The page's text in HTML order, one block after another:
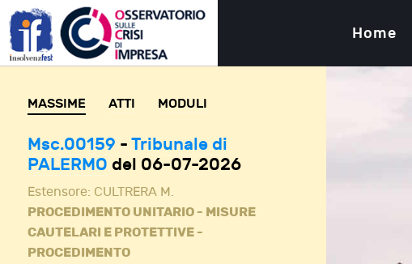
Home
MASSIME ATTI MODULI
Msc.00159 - Tribunale di
PALERMO del 06-07-2026
Estensore: CULTRERA M.
PROCEDIMENTO UNITARIO - MISURE
CAUTELARI E PROTETTIVE -
PROCEDIMENTO